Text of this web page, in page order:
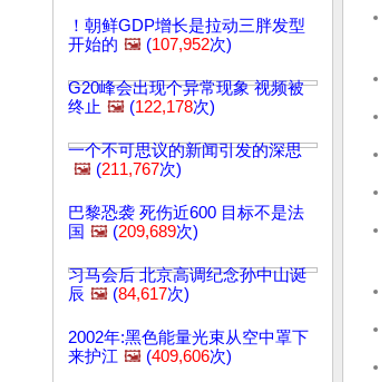
！朝鲜GDP增长是拉动三胖发型
开始的 🖼️ (107,952次)
G20峰会出现个异常现象 视频被
终止 🖼️ (122,178次)
一个不可思议的新闻引发的深思
🖼️ (211,767次)
巴黎恐袭 死伤近600 目标不是法
国 🖼️ (209,689次)
习马会后 北京高调纪念孙中山诞
辰 🖼️ (84,617次)
2002年:黑色能量光束从空中罩下
来护江 🖼️ (409,606次)